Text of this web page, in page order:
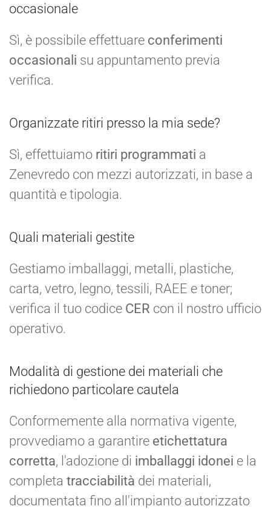
occasionale
Sì, è possibile effettuare conferimenti
occasionali su appuntamento previa
verifica.
Organizzate ritiri presso la mia sede?
Sì, effettuiamo ritiri programmati a
Zenevredo con mezzi autorizzati, in base a
quantità e tipologia.
Quali materiali gestite
Gestiamo imballaggi, metalli, plastiche,
carta, vetro, legno, tessili, RAEE e toner;
verifica il tuo codice CER con il nostro ufficio
operativo.
Modalità di gestione dei materiali che
richiedono particolare cautela
Conformemente alla normativa vigente,
provvediamo a garantire etichettatura
corretta, l'adozione di imballaggi idonei e la
completa tracciabilità dei materiali,
documentata fino all'impianto autorizzato